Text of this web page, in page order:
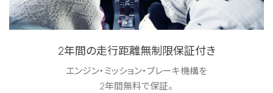
2年間の走行距離無制限保証付き
エンジン・ミッション・ブレーキ機構を
2年間無料で保証。